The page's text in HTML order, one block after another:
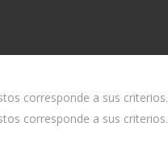
corresponde a sus criterios.
corresponde a sus criterios.